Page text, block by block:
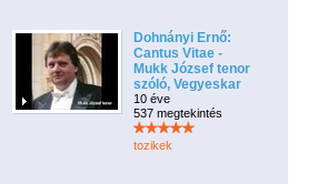
Dohnányi Ernő:
Cantus Vitae -
Mukk József tenor
szóló, Vegyeskar
10 éve
537 megtekintés
tozikek